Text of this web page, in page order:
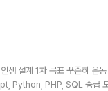
생 설계 1차 목표 꾸준히
Python, PHP, SQL 중급